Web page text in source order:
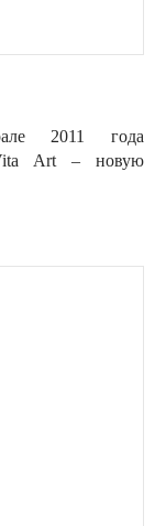
2011 года
Art – новую